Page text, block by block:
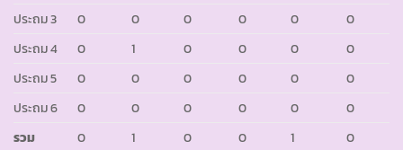
ประถม 3
0 0 0 0 0
0
ประถม 4
0 1 0 0 0
0
ประถม 5
0 0 0 0 0
0
ประถม 6
0 0 0 0 0
0
รวม
0 1 0 0 1
0